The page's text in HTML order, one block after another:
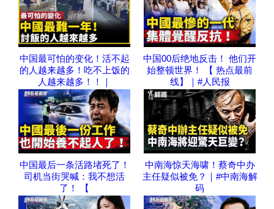
中国最可怕的变化！活不起
的人越来越多！吃不上饭的
人越来越多！！｜
中国00后绝地反击！ 他们开
始整顿世界！ 【 热点最前
线】｜#人民报
中国最后一条活路堵死了！
司机当街哭喊：我不想活
了！ 【
中南海惊天海啸！蔡奇中办
主任疑似被免？｜#中南海解
码